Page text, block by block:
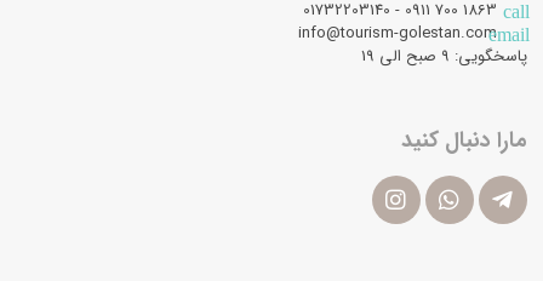
call
email
info@tourism-golestan.com
پاسخگویی: ۹ صبح الی 19
مارا دنبال کنید